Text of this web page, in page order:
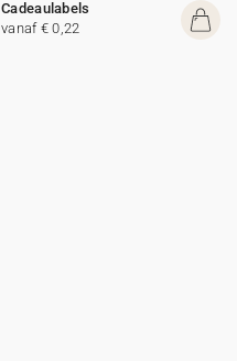
Cadeaulabels
vanaf € 0,22